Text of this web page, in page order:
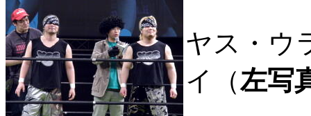
ヤス・ウ
イ（左写